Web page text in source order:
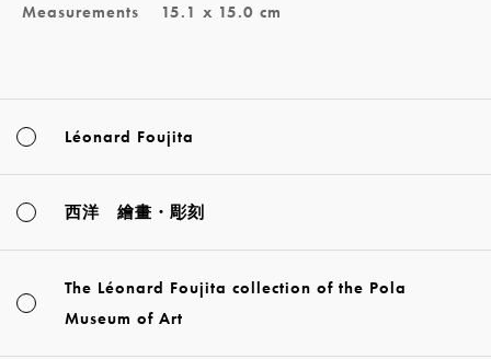
Measurements
15.1 x 15.0 cm
Léonard Foujita
西洋 繪畫・彫刻
The Léonard Foujita collection of the Pola
Museum of Art